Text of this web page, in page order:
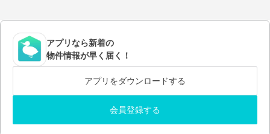
アプリなら新着の
物件情報が早く届く！
アプリをダウンロードする
会員登録する